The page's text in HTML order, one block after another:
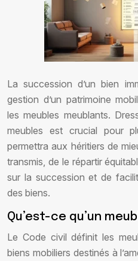
La succession d’un bien
gestion d’un patrimoine
les meubles meublants.
meubles est crucial pour
permettra aux héritiers de
transmis, de le répartir
sur la succession et de
des biens.
Qu’est-ce qu’un
Le Code civil définit les
biens mobiliers destinés à